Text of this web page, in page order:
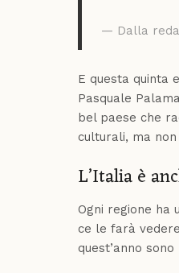
Dalla
E questa quinta
Pasquale
bel paese che
culturali, ma
L’Italia è
Ogni regione ha
ce le farà
quest’anno